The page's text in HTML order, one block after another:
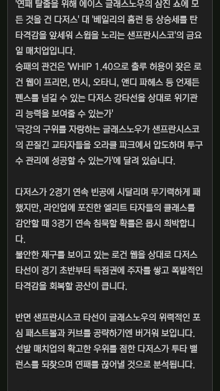
'연패 탈출을 위해 에이스 글래스노우의 삼진 쇼에 모
든 것을 건 다저스' 대 '베일리의 홈런 등 상승세를 탄
타격감을 앞세워 스윕을 노리는 샌프란시스코'의 금요
일 매치업입니다.
승패의 관건은 'WHIP 1.40으로 출루 허용이 잦은 로
건 웹이 프리먼, 먼시, 오타니, 앤디 파헤스 등 언제든
펜스를 넘길 수 있는 다저스 강타선을 상대로 위기관
리 능력을 보여줄 수 있는가'
'극강의 구위를 자랑하는 글래스노우가 샌프란시스코
의 끈질긴 교타자들을 오라클 파크에서 압도하며 투구
수 관리에 성공할 수 있는가'에 달려 있습니다.
다저스가 2경기 연속 빈공에 시달리며 무기력하게 패
했지만, 라인업에 포진한 엘리트 타자들의 클래스를
감안할 때 3경기 연속 침묵할 확률은 몹시 희박합니
다.
불안한 제구를 보이고 있는 로건 웹을 상대로 다저스
타선이 경기 초반부터 득점권에 주자를 쌓고 폭발적인
타격감을 회복할 공산이 큽니다.
반면 샌프란시스코 타선이 글래스노우의 위력적인 포
심 패스트볼과 커브를 공략하기엔 버거워 보입니다.
선발 매치업의 확고한 우위를 점한 다저스가 투타 밸
런스를 되찾으며 연패를 끊어낼 것으로 분석됩니다.